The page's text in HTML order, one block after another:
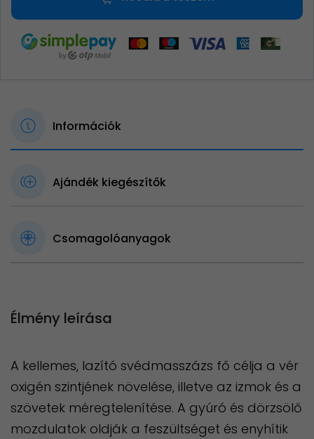
Információk
Ajándék kiegészítők
Csomagolóanyagok
Élmény leírása
A kellemes, lazító svédmasszázs fő célja a vér
oxigén szintjének növelése, illetve az izmok és a
szövetek méregtelenítése. A gyúró és dörzsölő
mozdulatok oldják a feszültséget és enyhítik